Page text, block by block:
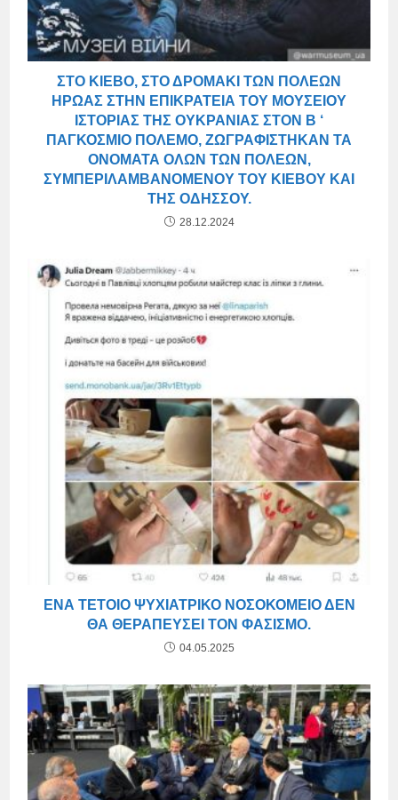
ΣΤΟ ΚΊΕΒΟ, ΣΤΟ ΔΡΟΜΆΚΙ ΤΩΝ ΠΌΛΕΩΝ
ΉΡΩΑΣ ΣΤΗΝ ΕΠΙΚΡΆΤΕΙΑ ΤΟΥ ΜΟΥΣΕΊΟΥ
ΙΣΤΟΡΊΑΣ ΤΗΣ ΟΥΚΡΑΝΊΑΣ ΣΤΟΝ Β ‘
ΠΑΓΚΌΣΜΙΟ ΠΌΛΕΜΟ, ΖΩΓΡΑΦΊΣΤΗΚΑΝ ΤΑ
ΟΝΌΜΑΤΑ ΌΛΩΝ ΤΩΝ ΠΌΛΕΩΝ,
ΣΥΜΠΕΡΙΛΑΜΒΑΝΟΜΈΝΟΥ ΤΟΥ ΚΙΈΒΟΥ ΚΑΙ
ΤΗΣ ΟΔΗΣΣΟΎ.
28.12.2024
ΈΝΑ ΤΈΤΟΙΟ ΨΥΧΙΑΤΡΙΚΌ ΝΟΣΟΚΟΜΕΊΟ ΔΕΝ
ΘΑ ΘΕΡΑΠΕΎΣΕΙ ΤΟΝ ΦΑΣΙΣΜΌ.
04.05.2025